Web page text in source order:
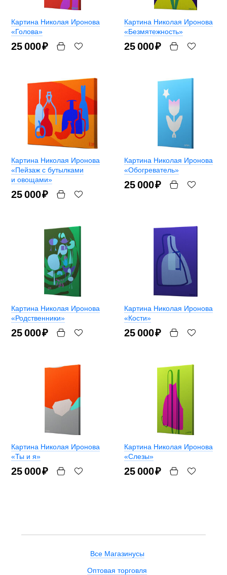
Картина Николая Иронова
«Голова»
25 000₽
Картина Николая Иронова
«Безмятежность»
25 000₽
Картина Николая Иронова
«Пейзаж с бутылками
и овощами»
25 000₽
Картина Николая Иронова
«Обогреватель»
25 000₽
Картина Николая Иронова
«Родственники»
25 000₽
Картина Николая Иронова
«Кости»
25 000₽
Картина Николая Иронова
«Ты и я»
25 000₽
Картина Николая Иронова
«Слезы»
25 000₽
Все Магазинусы
Оптовая торговля